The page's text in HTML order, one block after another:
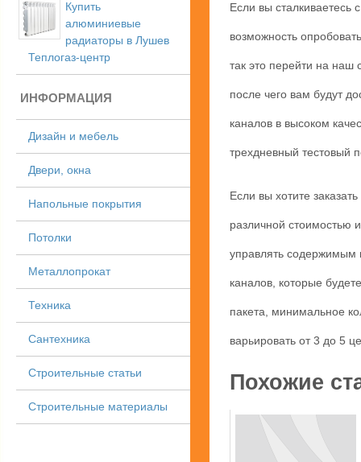
Купить
алюминиевые
радиаторы в Лушев
Теплогаз-центр
ИНФОРМАЦИЯ
Дизайн и мебель
Двери, окна
Напольные покрытия
Потолки
Металлопрокат
Техника
Сантехника
Строительные статьи
Строительные материалы
Если вы сталкиваетесь
возможность
так это перейти на наш
после чего вам будут
каналов в высоком
трехдневный тестовый
Если вы хотите
различной стоимостью
управлять содержимым
каналов, которые
пакета, минимальное
варьировать от 3 до 5
Похожие